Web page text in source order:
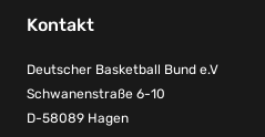
Kontakt
Deutscher Basketball Bund e.V
Schwanenstraße 6-10
D-58089 Hagen